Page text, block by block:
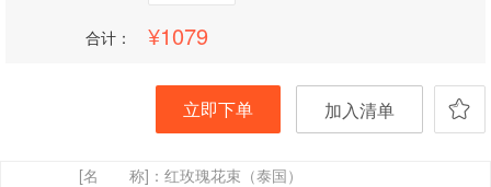
合计： 1079
立即下单 加入清单
[名 称]： 红玫瑰花束（泰国）